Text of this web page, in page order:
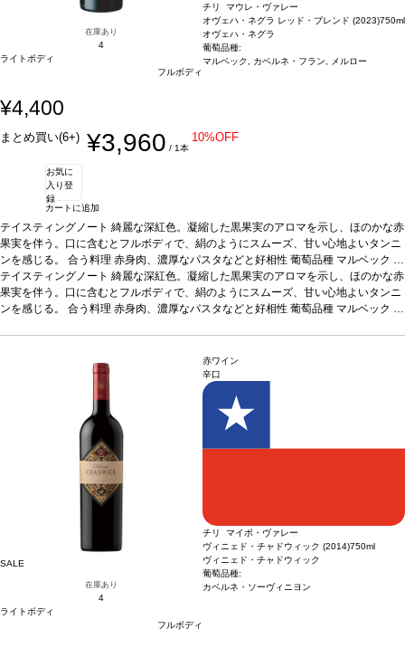
在庫あり
4
ライトボディ
フルボディ
チリ マウレ・ヴァレー
オヴェハ・ネグラ レッド・ブレンド (2023)750ml
オヴェハ・ネグラ
葡萄品種:
マルベック, カベルネ・フラン, メルロー
¥4,400
まとめ買い(6+) ¥3,960 / 1本
10%OFF
お気に
入り登
録
カートに追加
テイスティングノート 綺麗な深紅色。凝縮した黒果実のアロマを示し、ほのかな赤
果実を伴う。口に含むとフルボディで、絹のようにスムーズ、甘い心地よいタンニ
ンを感じる。 合う料理 赤身肉、濃厚なパスタなどと好相性 葡萄品種 マルベック 5
0%、カベルネ・フラン 30%、メルロー 20%認証ヴィーガン、サステナブル：WO
C認証*本ヴィンテージが在庫切れの場合、在庫があり価格が同様の場合は自動的
に次のヴィンテージに変更されます、ご了承ください。
テイスティングノート 綺麗な深紅色。凝縮した黒果実のアロマを示し、ほのかな赤
果実を伴う。口に含むとフルボディで、絹のようにスムーズ、甘い心地よいタンニ
ンを感じる。 合う料理 赤身肉、濃厚なパスタなどと好相性 葡萄品種 マルベック 5
に次のヴィンテージに変更されます、ご了承ください。
SALE
在庫あり
4
ライトボディ
フルボディ
赤ワイン
辛口
チリ マイポ・ヴァレー
ヴィニェド・チャドウィック (2014)750ml
ヴィニェド・チャドウィック
葡萄品種:
カベルネ・ソーヴィニヨン